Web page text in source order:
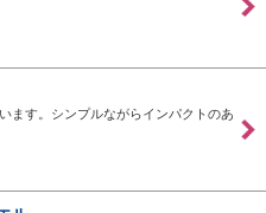
ます。シンプルながらインパクトのあ